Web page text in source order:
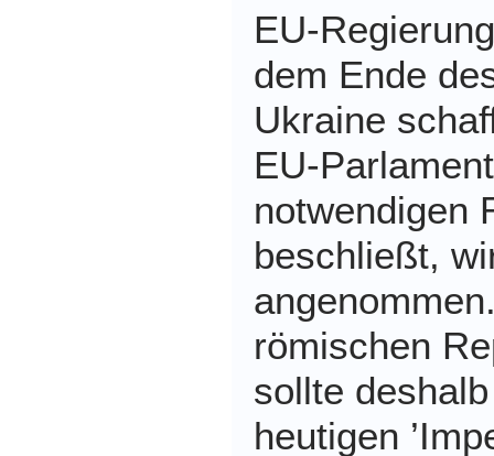
EU-
dem Ende
Ukraine
EU-
notwendigen
beschließt,
römischen
sollte
heutigen